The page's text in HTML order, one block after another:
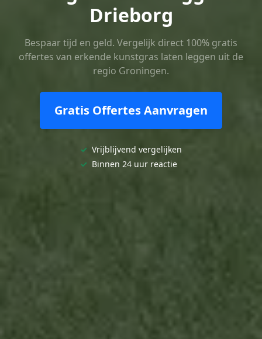
Drieborg
Bespaar tijd en geld. Vergelijk direct 100% gratis
offertes van erkende kunstgras laten leggen uit de
regio Groningen.
Gratis Offertes Aanvragen
✓ Vrijblijvend vergelijken
✓ Binnen 24 uur reactie